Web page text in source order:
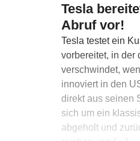
Tesla
Abruf vor!
Tesla testet ein
vorbereitet, in der
verschwindet,
innoviert in den
direkt aus seinen
sich um ein
abgeholt und